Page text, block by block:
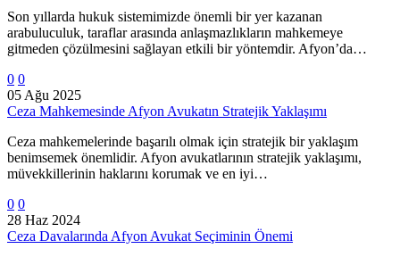
Son yıllarda hukuk sistemimizde önemli bir yer kazanan
arabuluculuk, taraflar arasında anlaşmazlıkların mahkemeye
gitmeden çözülmesini sağlayan etkili bir yöntemdir. Afyon’da…
0 0
05 Ağu 2025
Ceza Mahkemesinde Afyon Avukatın Stratejik Yaklaşımı
Ceza mahkemelerinde başarılı olmak için stratejik bir yaklaşım
benimsemek önemlidir. Afyon avukatlarının stratejik yaklaşımı,
müvekkillerinin haklarını korumak ve en iyi…
0 0
28 Haz 2024
Ceza Davalarında Afyon Avukat Seçiminin Önemi